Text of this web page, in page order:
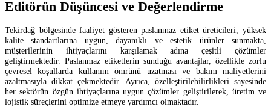
Editörün Düşüncesi ve Değerlendirme
Tekirdağ bölgesinde faaliyet gösteren paslanmaz etiket üreticileri, yüksek
kalite standartlarına uygun, dayanıklı ve estetik ürünler sunmakta,
müşterilerinin ihtiyaçlarını karşılamak adına çeşitli çözümler
geliştirmektedir. Paslanmaz etiketlerin sunduğu avantajlar, özellikle zorlu
çevresel koşullarda kullanım ömrünü uzatması ve bakım maliyetlerini
azaltmasıyla dikkat çekmektedir. Ayrıca, özelleştirilebilirlikleri sayesinde
her sektörün özgün ihtiyaçlarına uygun çözümler geliştirilerek, üretim ve
lojistik süreçlerini optimize etmeye yardımcı olmaktadır.